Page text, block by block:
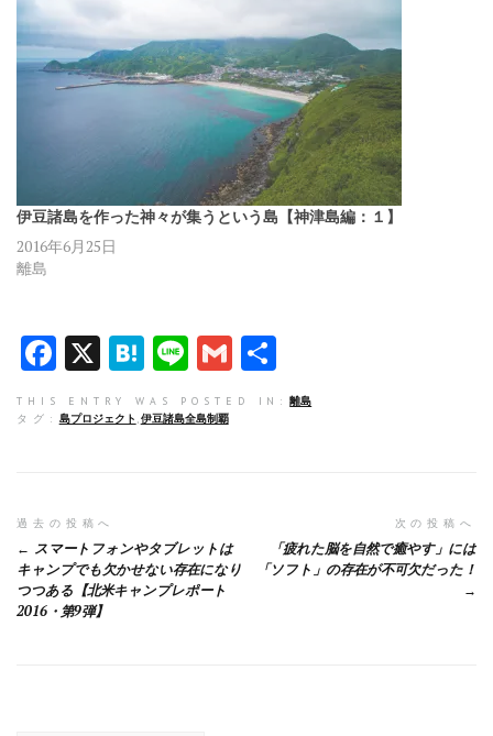
伊豆諸島を作った神々が集うという島【神津島編：１】
2016年6月25日
離島
F
a
ce
o
k
X H
at
e
Li
n
e
G
m 有
THIS ENTRY WAS POSTED IN: 離島
タグ: 島プロジェクト ,伊豆諸島全島制覇
投
稿
ナ
過去の投稿へ
スマートフォンやタブレットは
キャンプでも欠かせない存在になり
つつある【北米キャンプレポート
2016・第9弾】
次の投稿へ
「疲れた脳を自然で癒やす」には
「ソフト」の存在が不可欠だった！